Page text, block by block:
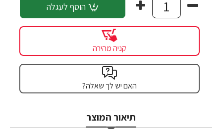
הוסף לעגלה
קניה מהירה
האם יש לך שאלה?
תיאור המוצר